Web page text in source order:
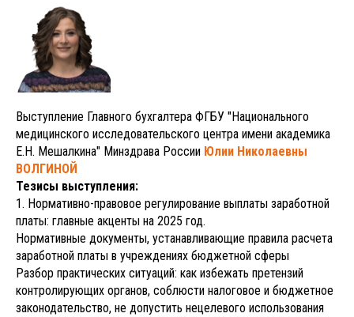
Выступление Главного бухгалтера ФГБУ "Национального
медицинского исследовательского центра имени академика
Е.Н. Мешалкина" Минздрава России Юлии Николаевны
ВОЛГИНОЙ
Тезисы выступления:
1. Нормативно-правовое регулирование выплаты заработной
платы: главные акценты на 2025 год.
Нормативные документы, устанавливающие правила расчета
заработной платы в учреждениях бюджетной сферы
Разбор практических ситуаций: как избежать претензий
контролирующих органов, соблюсти налоговое и бюджетное
законодательство, не допустить нецелевого использования